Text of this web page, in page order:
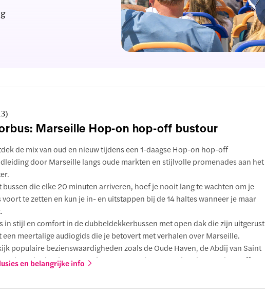
)
Marseille Hop-on hop-off bustour
de mix van oud en nieuw tijdens een 1-daagse Hop-on hop-off
door Marseille langs oude markten en stijlvolle promenades aan het
bussen die elke 20 minuten arriveren, hoef je nooit lang te wachten om je
voort te zetten en kun je in- en uitstappen bij de 14 haltes wanneer je maar
in stijl en comfort in de dubbeldekkerbussen met open dak die zijn uitgerust
een meertalige audiogids die je betovert met verhalen over Marseille.
populaire bezienswaardigheden zoals de Oude Haven, de Abdij van Saint
de Kathedraal van La Major en nog veel meer op deze hop-on hop-off
en belangrijke info